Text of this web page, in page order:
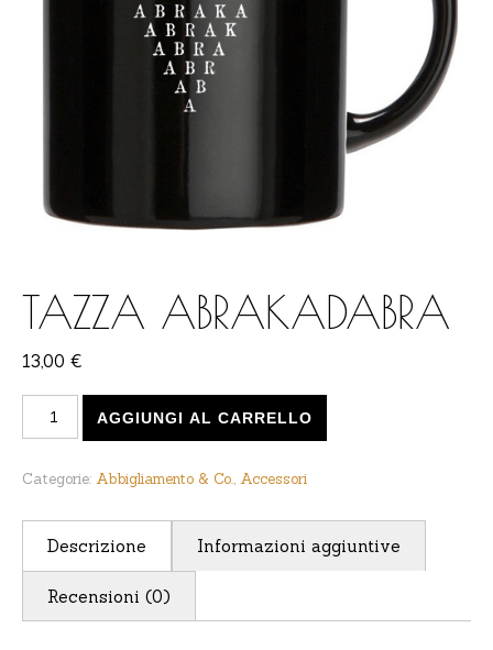
TAZZA ABRAKADABRA
13,00 €
Tazza Abrakadabra quantità
AGGIUNGI AL CARRELLO
Categorie: Abbigliamento & Co., Accessori
Descrizione Informazioni aggiuntive
Recensioni (0)